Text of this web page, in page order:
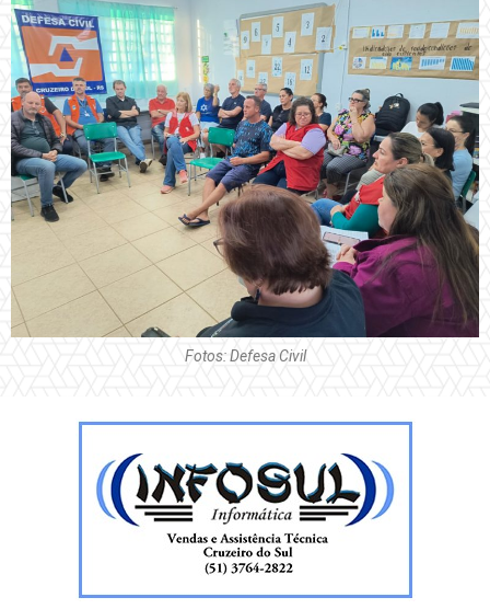
Fotos: Defesa Civil